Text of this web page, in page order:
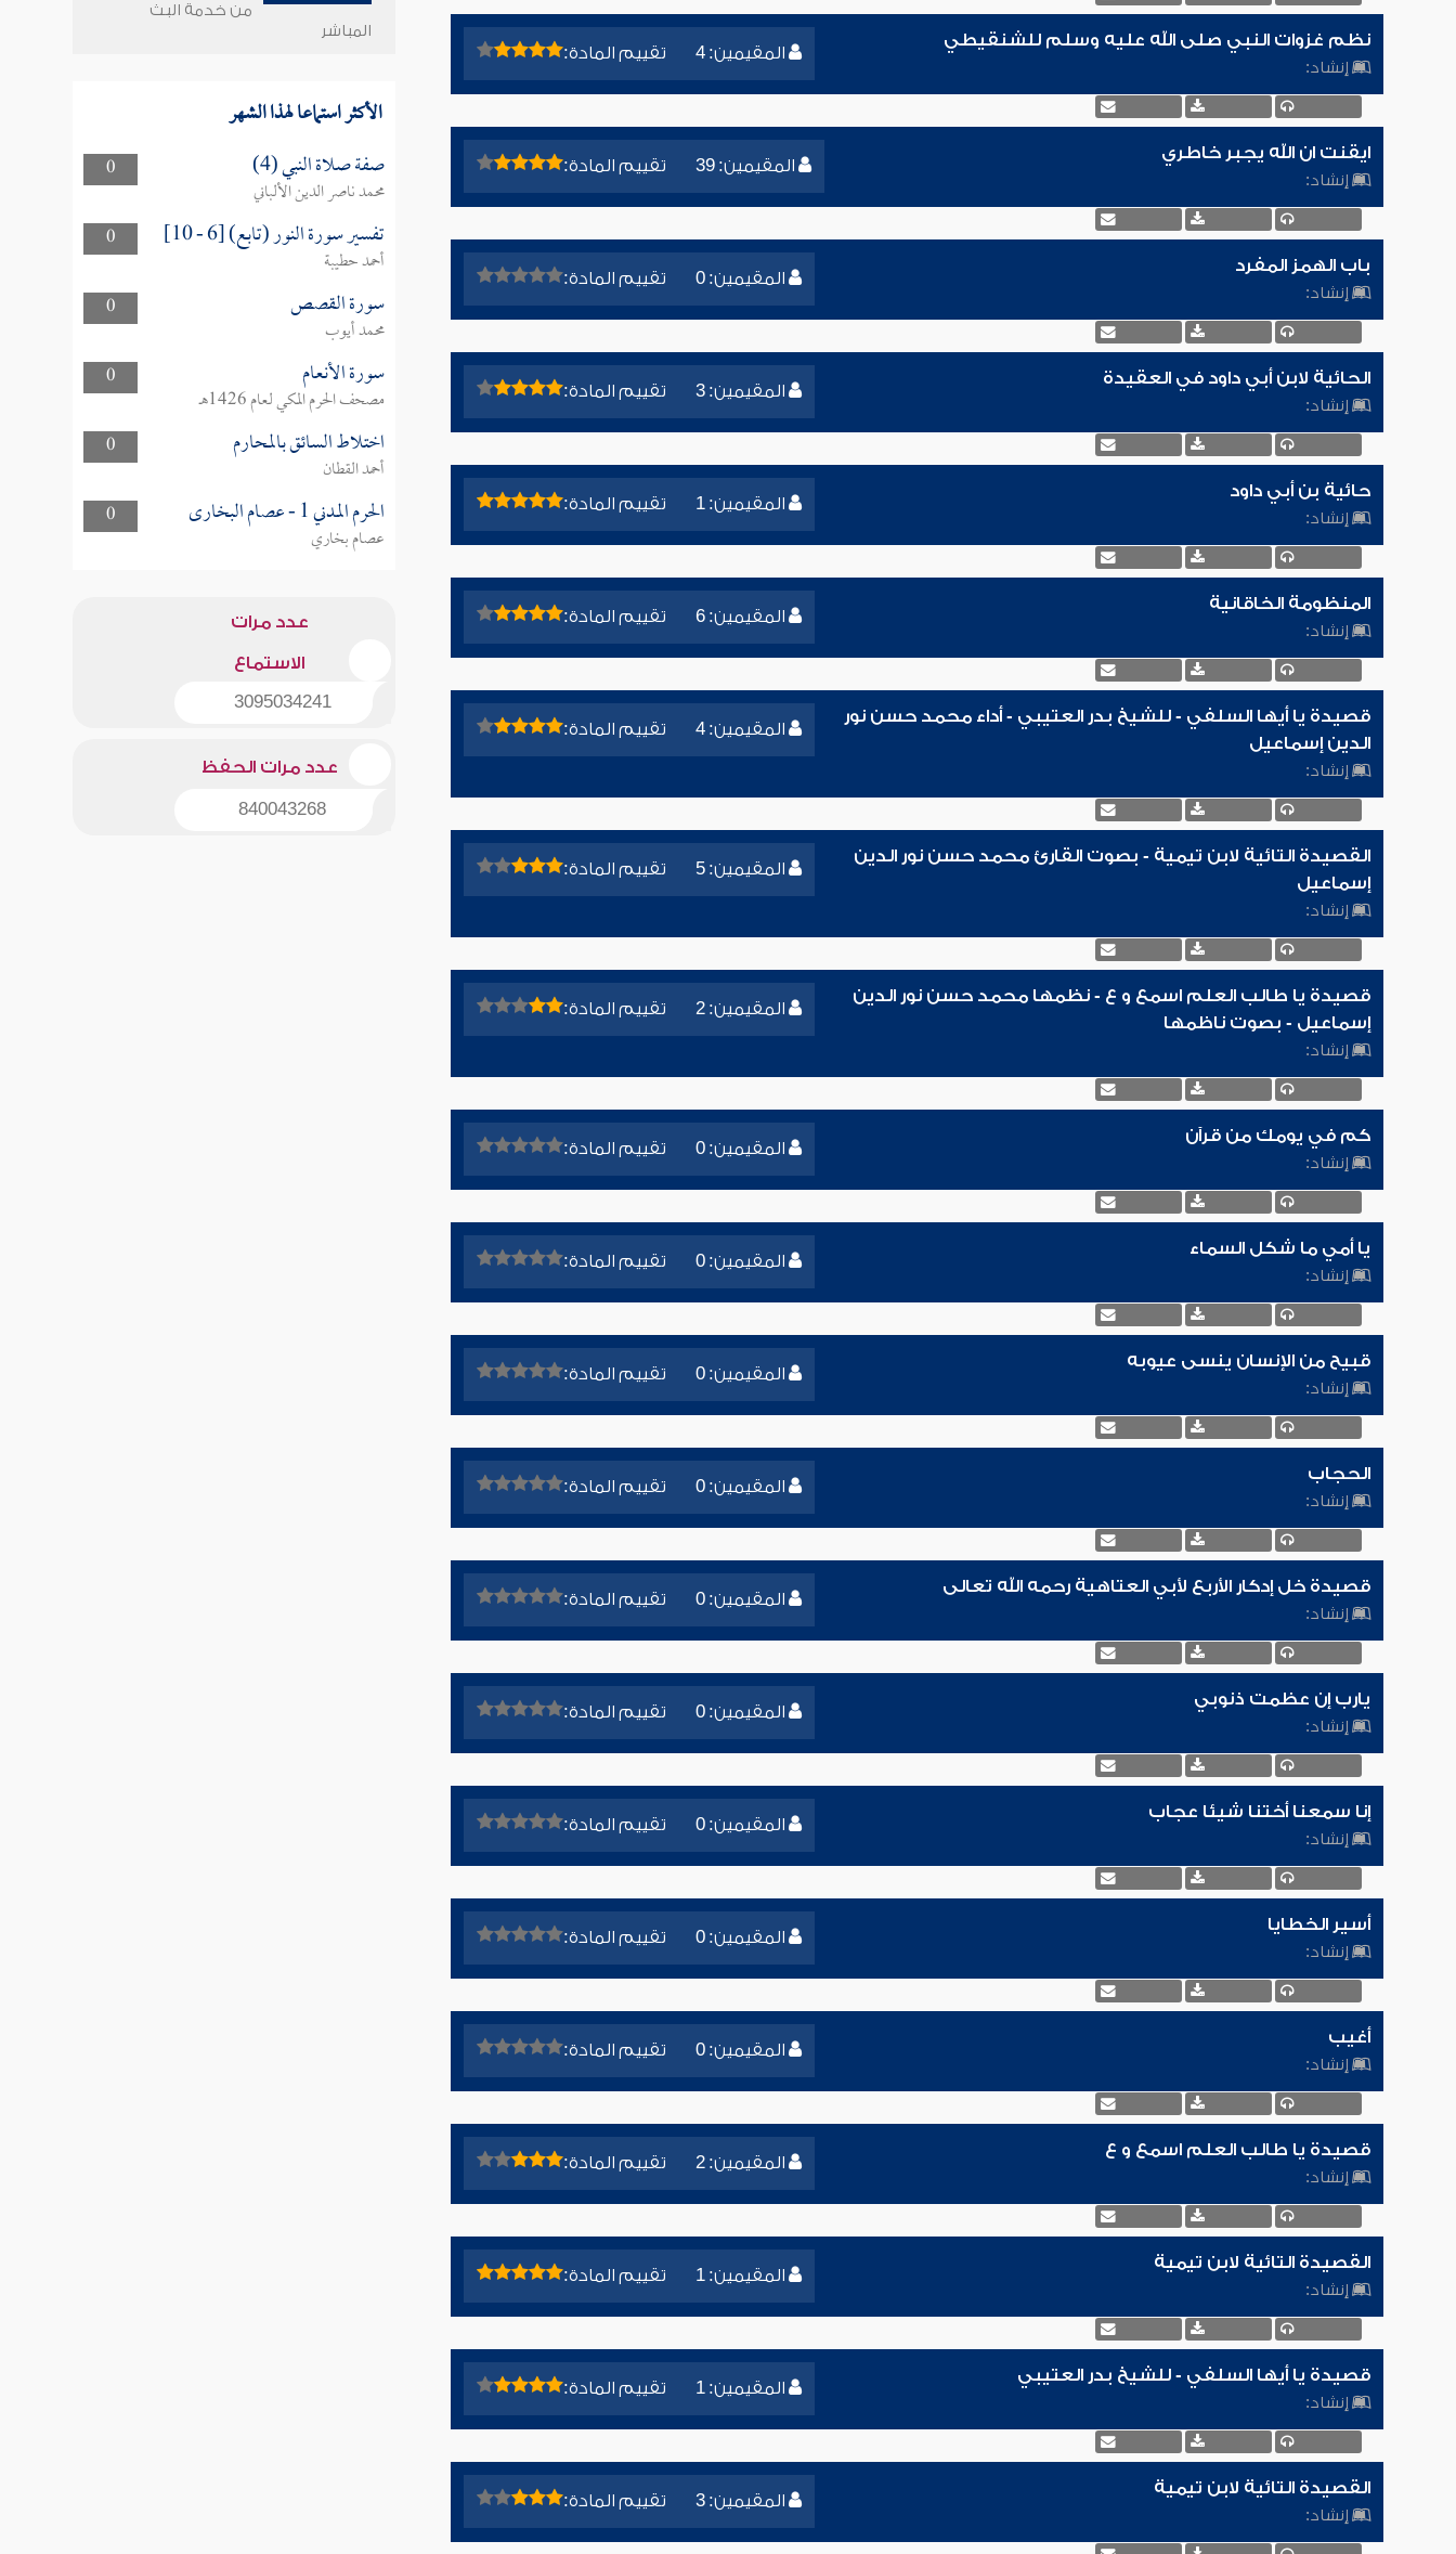
المقيمين: 4 تقييم المادة:
نظم غزوات النبي صلى الله عليه وسلم للشنقيطي
إنشاد:
المقيمين: 39 تقييم المادة:
ايقنت ان الله يجبر خاطري
إنشاد:
المقيمين: 0 تقييم المادة:
باب الهمز المفرد
إنشاد:
المقيمين: 3 تقييم المادة:
الحائية لابن أبي داود في العقيدة
إنشاد:
المقيمين: 1 تقييم المادة:
حائية بن أبي داود
إنشاد:
المقيمين: 6 تقييم المادة:
المنظومة الخاقانية
إنشاد:
المقيمين: 4 تقييم المادة:
قصيدة يا أيها السلفي - للشيخ بدر العتيبي - أداء محمد حسن نور
الدين إسماعيل
إنشاد:
المقيمين: 5 تقييم المادة:
القصيدة التائية لابن تيمية - بصوت القارئ محمد حسن نور الدين
إسماعيل
إنشاد:
المقيمين: 2 تقييم المادة:
قصيدة يا طالب العلم اسمع و ع - نظمها محمد حسن نور الدين
إسماعيل - بصوت ناظمها
إنشاد:
المقيمين: 0 تقييم المادة:
كم في يومك من قرآن
إنشاد:
المقيمين: 0 تقييم المادة:
يا أمي ما شكل السماء
إنشاد:
المقيمين: 0 تقييم المادة:
قبيح من الإنسان ينسى عيوبه
إنشاد:
المقيمين: 0 تقييم المادة:
الحجاب
إنشاد:
المقيمين: 0 تقييم المادة:
قصيدة خل إدكار الأربع لأبي العتاهية رحمه الله تعالى
إنشاد:
المقيمين: 0 تقييم المادة:
يارب إن عظمت ذنوبي
إنشاد:
المقيمين: 0 تقييم المادة:
إنا سمعنا أختنا شيئا عجاب
إنشاد:
المقيمين: 0 تقييم المادة:
أسير الخطايا
إنشاد:
المقيمين: 0 تقييم المادة:
أغيب
إنشاد:
المقيمين: 2 تقييم المادة:
قصيدة يا طالب العلم اسمع و ع
إنشاد:
المقيمين: 1 تقييم المادة:
القصيدة التائية لابن تيمية
إنشاد:
المقيمين: 1 تقييم المادة:
قصيدة يا أيها السلفي - للشيخ بدر العتيبي
إنشاد:
المقيمين: 3 تقييم المادة:
القصيدة التائية لابن تيمية
إنشاد:
من خدمة البث
المباشر
الأكثر استماعا لهذا الشهر
0 صفة صلاة النبي (4)
محمد ناصر الدين الألباني
0
تفسير سورة النور (تابع) [6 - 10]
أحمد حطيبة
0
سورة القصص
محمد أيوب
0
سورة الأنعام
مصحف الحرم المكي لعام 1426هـ
0
اختلاط السائق بالمحارم
أحمد القطان
0
الحرم المدني 1 - عصام البخارى
عصام بخاري
عدد مرات
الاستماع
3095034241
عدد مرات الحفظ
840043268